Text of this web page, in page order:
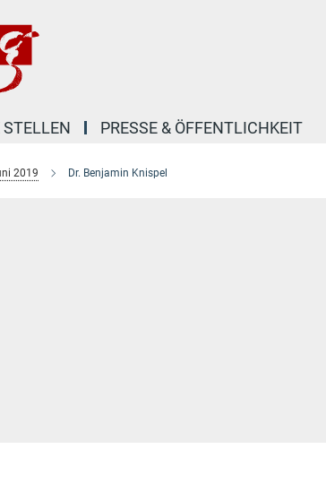
STELLEN PRESSE & ÖFFENTLICHKEIT
2019 Dr. Benjamin Knispel